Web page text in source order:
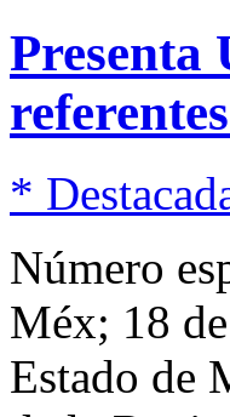
Presenta
*
Número
Méx; 18
Estado de